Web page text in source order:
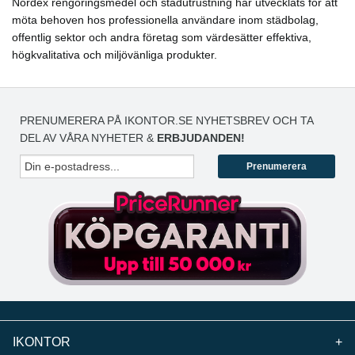
möta behoven hos professionella användare inom städbolag,
offentlig sektor och andra företag som värdesätter effektiva,
högkvalitativa och miljövänliga produkter.
PRENUMERERA PÅ IKONTOR.SE NYHETSBREV OCH TA
DEL AV VÅRA NYHETER & ERBJUDANDEN!
Prenumerera
IKONTOR +